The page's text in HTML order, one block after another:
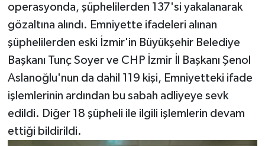
operasyonda, şüphelilerden 137'si yakalanarak
gözaltına alındı. Emniyette ifadeleri alınan
şüphelilerden eski İzmir'in Büyükşehir Belediye
Başkanı Tunç Soyer ve CHP İzmir İl Başkanı Şenol
Aslanoğlu'nun da dahil 119 kişi, Emniyetteki ifade
işlemlerinin ardından bu sabah adliyeye sevk
edildi. Diğer 18 şüpheli ile ilgili işlemlerin devam
ettiği bildirildi.